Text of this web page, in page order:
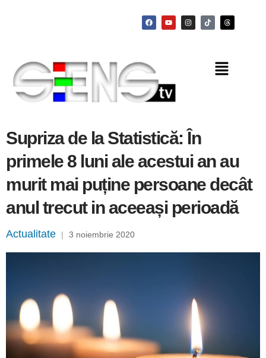
Supriza de la Statistică: În
primele 8 luni ale acestui an au
murit mai puține persoane decât
anul trecut in aceeași perioadă
Actualitate | 3 noiembrie 2020